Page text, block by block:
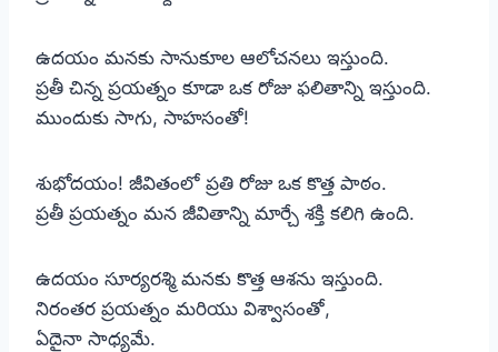
ఉదయం మనకు సానుకూల ఆలోచనలు ఇస్తుంది.
ప్రతీ చిన్న ప్రయత్నం కూడా ఒక రోజు ఫలితాన్ని ఇస్తుంది.
ముందుకు సాగు, సాహసంతో!
శుభోదయం! జీవితంలో ప్రతి రోజు ఒక కొత్త పాఠం.
ప్రతీ ప్రయత్నం మన జీవితాన్ని మార్చే శక్తి కలిగి ఉంది.
ఉదయం సూర్యరశ్మి మనకు కొత్త ఆశను ఇస్తుంది.
నిరంతర ప్రయత్నం మరియు విశ్వాసంతో,
ఏదైనా సాధ్యమే.